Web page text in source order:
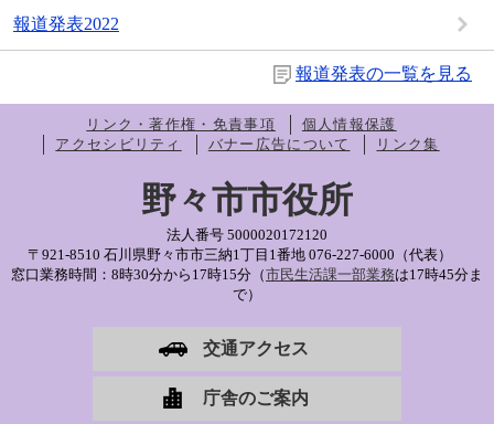
報道発表2022
報道発表の一覧を見る
リンク・著作権・免責事項
個人情報保護
アクセシビリティ
バナー広告について リンク集
野々市市役所
法人番号 5000020172120
〒921-8510 石川県野々市市三納1丁目1番地 076-227-6000（代表）
窓口業務時間：8時30分から17時15分（市民生活課一部業務は17時45分ま
で）
交通アクセス
庁舎のご案内